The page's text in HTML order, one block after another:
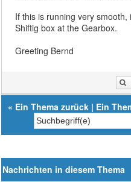
If this is running very
Shiftig box at the Gearbox.
Greeting Bernd
« Ein Thema zurück | Ein
Nachrichten in diesem Thema